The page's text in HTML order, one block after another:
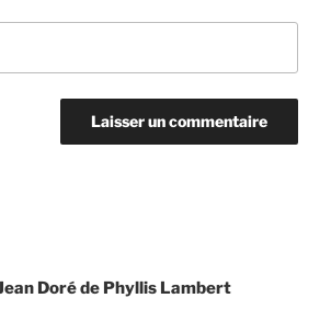
Doré de Phyllis Lambert